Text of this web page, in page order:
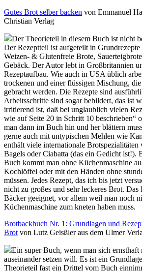
Gutes Brot selber backen von Emmanuel
Christian Verlag
Der Theorieteil in diesem Buch ist nicht
Der Rezeptteil ist aufgeteilt in
Weizen- & Glutenfreie Brote,
Gebäck. Der Autor lebt in Großbritannien
Rezeptaufbau. Wie auch in USA üblich
trockenen und einer flüssigen Mischung, die
gebracht werden. Die Rezepte sind
Arbeitsschritte sind sogar bebildert, das ist
irritierend ist, daß bei unglaublich vielen
wie auf Seite 20 in Schritt 10 beschrieben“
man dann im Buch hin und her blättern
gerne auch mit untypischen Mehlen wie
enthält viele internationale
Bagels oder Ciabatta (das ein Gedicht ist!).
Buch kommt man ohne Küchenmaschine
Kochlöffel oder mit den Händen ohne
müssen. Jedes Rezept, das ich bis jetzt
nicht zu großes und sehr leckeres Brot. Das
Bäcker geeignet, vor allem weil man noch
Küchenmaschine zum kneten haben muss.
Brotbackbuch Nr. 1: Grundlagen und
Brot von Lutz Geisßler aus dem Ulmer
Ein super Buch, wenn man sich ernsthaft
auseinander setzen will. Es ist ein
Theorieteil fast ein Drittel vom Buch